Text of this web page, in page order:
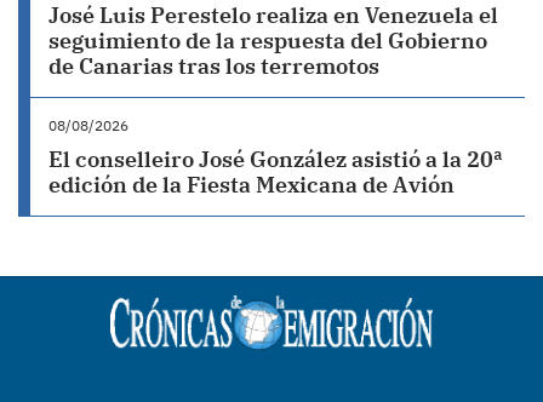
José Luis Perestelo realiza en Venezuela el
seguimiento de la respuesta del Gobierno
de Canarias tras los terremotos
08/08/2026
El conselleiro José González asistió a la 20ª
edición de la Fiesta Mexicana de Avión